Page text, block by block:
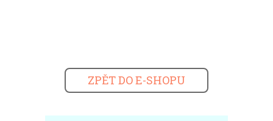
ZPĚT DO E-SHOPU